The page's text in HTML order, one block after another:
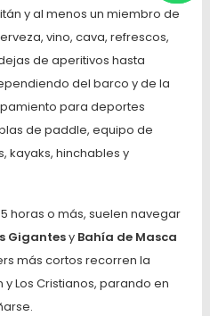
y al menos un miembro de
vino, cava, refrescos,
de aperitivos hasta
del barco y de la
para deportes
de paddle, equipo de
kayaks, hinchables y
horas o más, suelen navegar
Gigantesy Bahía de Masca
más cortos recorren la
Los Cristianos, parando en